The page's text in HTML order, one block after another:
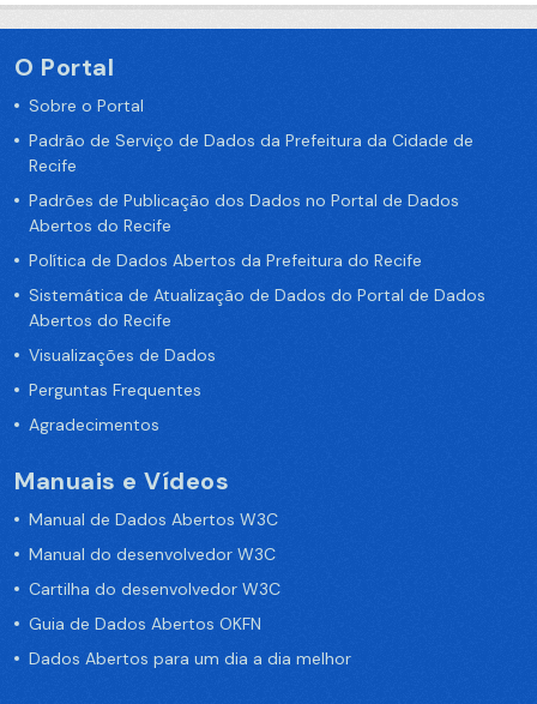
O Portal
Sobre o Portal
Padrão de Serviço de Dados da Prefeitura da Cidade de
Recife
Padrões de Publicação dos Dados no Portal de Dados
Abertos do Recife
Política de Dados Abertos da Prefeitura do Recife
Sistemática de Atualização de Dados do Portal de Dados
Abertos do Recife
Visualizações de Dados
Perguntas Frequentes
Agradecimentos
Manuais e Vídeos
Manual de Dados Abertos W3C
Manual do desenvolvedor W3C
Cartilha do desenvolvedor W3C
Guia de Dados Abertos OKFN
Dados Abertos para um dia a dia melhor